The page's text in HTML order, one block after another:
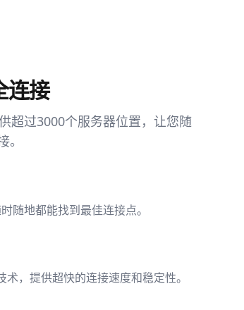
连接
超过3000个服务器位置，让您随
随地都能找到最佳连接点。
，提供超快的连接速度和稳定性。